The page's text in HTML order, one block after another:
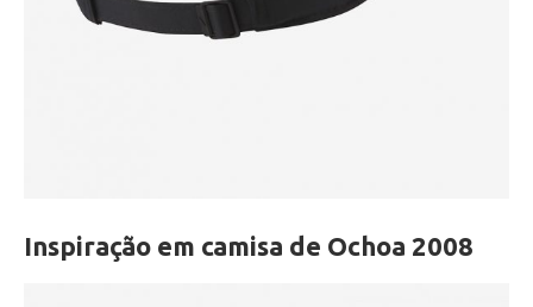
Inspiração em camisa de Ochoa 2008